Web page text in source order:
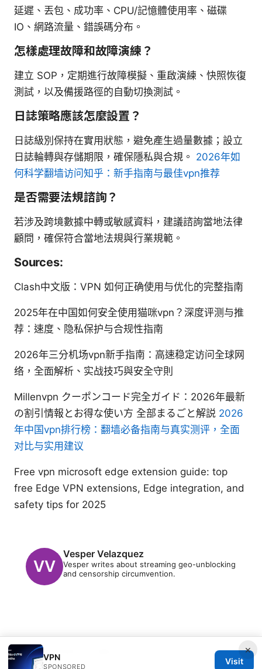
延遲、丟包、成功率、CPU/記憶體使用率、磁碟
IO、網路流量、錯誤碼分布。
怎樣處理故障和故障演練？
建立 SOP，定期進行故障模擬、重啟演練、快照恢復
測試，以及備援路徑的自動切換測試。
日誌策略應該怎麼設置？
日誌級別保持在實用狀態，避免產生過量數據；設立
日誌輪轉與存儲期限，確保隱私與合規。 2026年如
何科学翻墙访问知乎：新手指南与最佳vpn推荐
是否需要法規諮詢？
若涉及跨境數據中轉或敏感資料，建議諮詢當地法律
顧問，確保符合當地法規與行業規範。
Sources:
Clash中文版：VPN 如何正确使用与优化的完整指南
2025年在中国如何安全使用猫咪vpn？深度评测与推
荐：速度、隐私保护与合规性指南
2026年三分机场vpn新手指南：高速稳定访问全球网
络，全面解析、实战技巧與安全守則
Millenvpn クーポンコード完全ガイド：2026年最新
の割引情報とお得な使い方 全部まるごと解説 2026
年中国vpn排行榜：翻墙必备指南与真实测评，全面
对比与实用建议
Free vpn microsoft edge extension guide: top
free Edge VPN extensions, Edge integration, and
safety tips for 2025
Vesper Velazquez
Vesper writes about streaming geo-unblocking
and censorship circumvention.
×
VPN
SPONSORED
Visit
© 2026 Clinedical. All rights reserved.